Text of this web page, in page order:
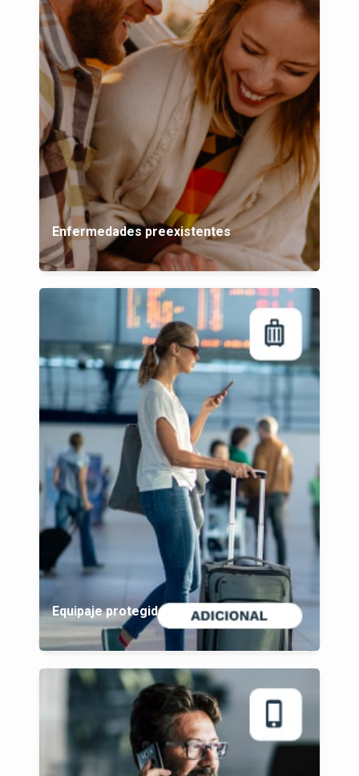
Enfermedades preexistentes
Equipaje protegido plus